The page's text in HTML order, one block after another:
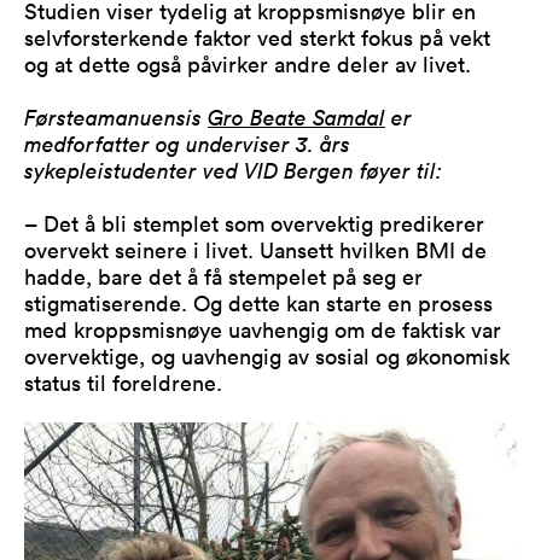
Studien viser tydelig at kroppsmisnøye blir en
selvforsterkende faktor ved sterkt fokus på vekt
og at dette også påvirker andre deler av livet.
Førsteamanuensis Gro Beate Samdal er
medforfatter og underviser 3. års
sykepleistudenter ved VID Bergen føyer til:
– Det å bli stemplet som overvektig predikerer
overvekt seinere i livet. Uansett hvilken BMI de
hadde, bare det å få stempelet på seg er
stigmatiserende. Og dette kan starte en prosess
med kroppsmisnøye uavhengig om de faktisk var
overvektige, og uavhengig av sosial og økonomisk
status til foreldrene.